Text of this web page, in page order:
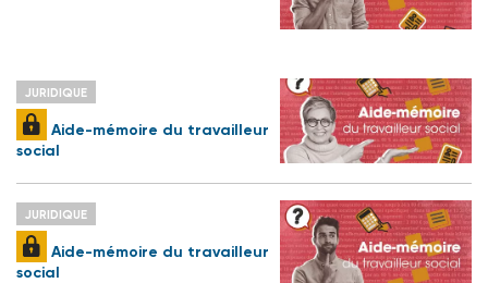
JURIDIQUE
Aide-mémoire du travailleur
social
JURIDIQUE
Aide-mémoire du travailleur
social